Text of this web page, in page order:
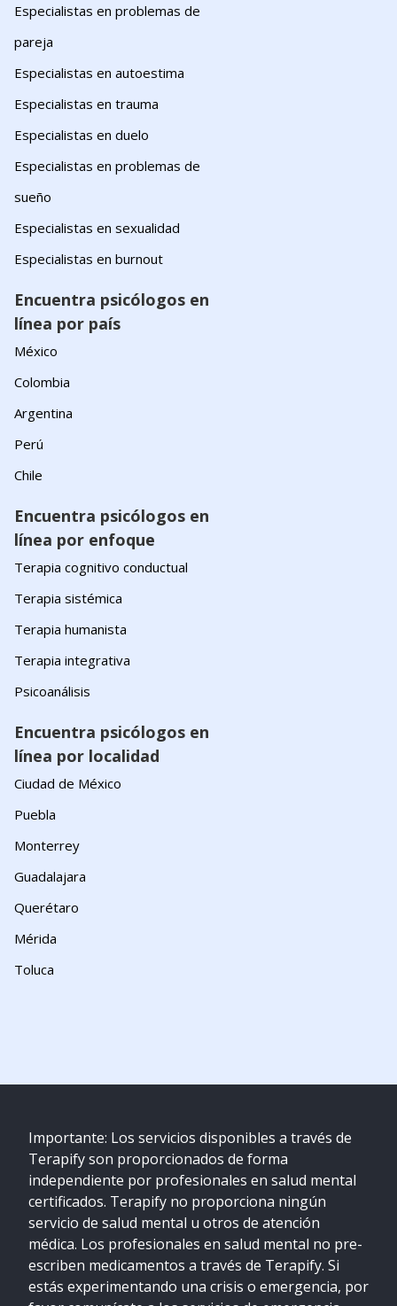
Especialistas en problemas de
pareja
Especialistas en autoestima
Especialistas en trauma
Especialistas en duelo
Especialistas en problemas de
sueño
Especialistas en sexualidad
Especialistas en burnout
Encuentra psicólogos en
línea por país
México
Colombia
Argentina
Perú
Chile
Encuentra psicólogos en
línea por enfoque
Terapia cognitivo conductual
Terapia sistémica
Terapia humanista
Terapia integrativa
Psicoanálisis
Encuentra psicólogos en
línea por localidad
Ciudad de México
Puebla
Monterrey
Guadalajara
Querétaro
Mérida
Toluca
Importante: Los servicios disponibles a través de
Terapify son proporcionados de forma
independiente por profesionales en salud mental
certificados. Terapify no proporciona ningún
servicio de salud mental u otros de atención
médica. Los profesionales en salud mental no pre-
escriben medicamentos a través de Terapify. Si
estás experimentando una crisis o emergencia, por